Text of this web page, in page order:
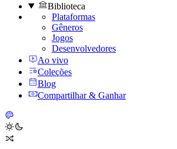
Biblioteca
Plataformas
Gêneros
Jogos
Desenvolvedores
Ao vivo
Coleções
Blog
Compartilhar & Ganhar